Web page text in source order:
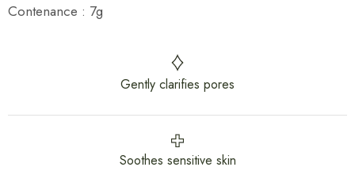
Contenance : 7g
Gently clarifies pores
Soothes sensitive skin